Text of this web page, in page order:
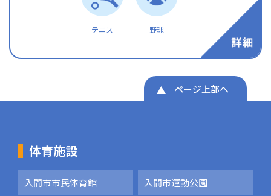
テニス 野球
ページ上部へ
体育施設
入間市市民体育館 入間市運動公園